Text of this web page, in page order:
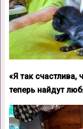
«Я так счастлива,
теперь найдут